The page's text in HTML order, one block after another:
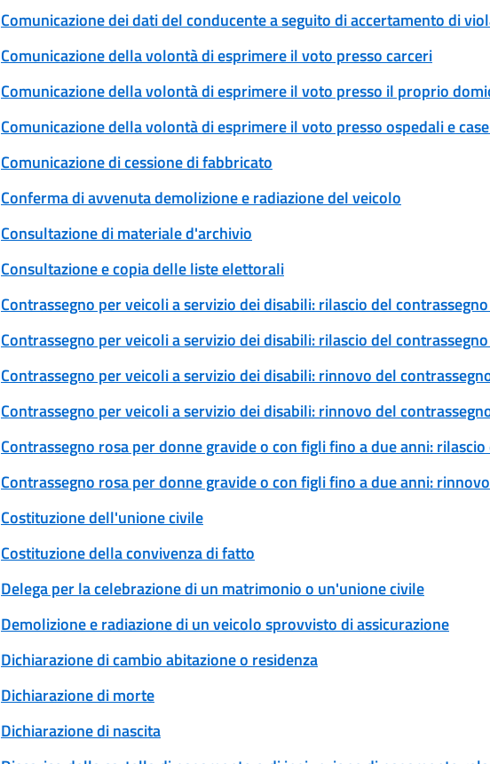
Comunicazione dei dati del conducente a seguito di accertamento di
Comunicazione della volontà di esprimere il voto presso carceri
Comunicazione della volontà di esprimere il voto presso il proprio
Comunicazione della volontà di esprimere il voto presso ospedali e
Comunicazione di cessione di fabbricato
Conferma di avvenuta demolizione e radiazione del veicolo
Consultazione di materiale d'archivio
Consultazione e copia delle liste elettorali
Contrassegno per veicoli a servizio dei disabili: rilascio del
Contrassegno per veicoli a servizio dei disabili: rilascio del
Contrassegno per veicoli a servizio dei disabili: rinnovo del
Contrassegno per veicoli a servizio dei disabili: rinnovo del
Contrassegno rosa per donne gravide o con figli fino a due anni:
Contrassegno rosa per donne gravide o con figli fino a due anni:
Costituzione dell'unione civile
Costituzione della convivenza di fatto
Delega per la celebrazione di un matrimonio o un'unione civile
Demolizione e radiazione di un veicolo sprovvisto di assicurazione
Dichiarazione di cambio abitazione o residenza
Dichiarazione di morte
Dichiarazione di nascita